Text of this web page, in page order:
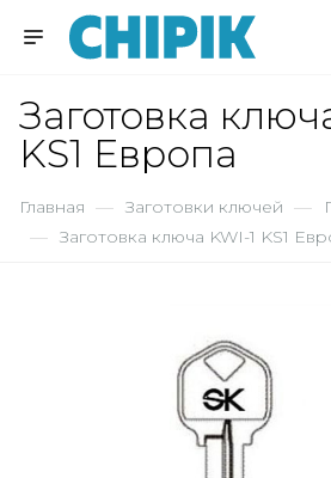
Заготовка
KS1 Европа
Главная — Заготовки ключей —
— Заготовка ключа KWI-1 KS1